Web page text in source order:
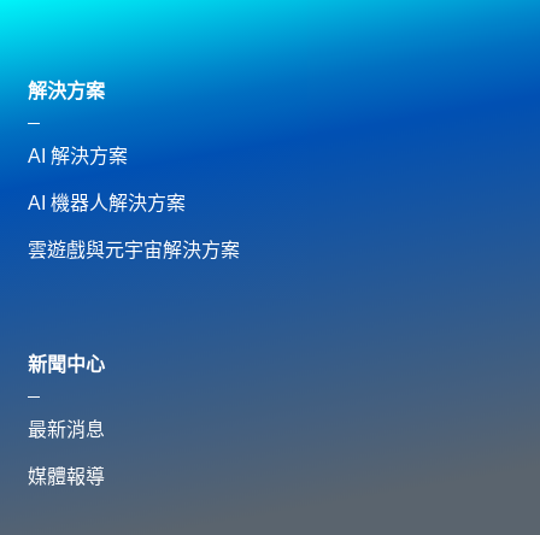
解決方案
AI 解決方案
AI 機器人解決方案
雲遊戲與元宇宙解決方案
新聞中心
最新消息
媒體報導